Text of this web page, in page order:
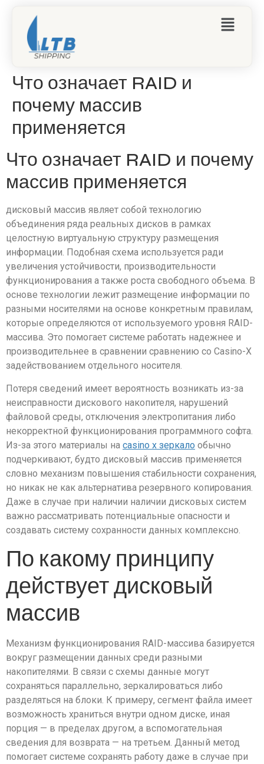
Что означает RAID и
почему массив
применяется
Что означает RAID и почему
массив применяется
дисковый массив являет собой технологию
объединения ряда реальных дисков в рамках
целостную виртуальную структуру размещения
информации. Подобная схема используется ради
увеличения устойчивости, производительности
функционирования а также роста свободного объема. В
основе технологии лежит размещение информации по
разными носителями на основе конкретным правилам,
которые определяются от используемого уровня RAID-
массива. Это помогает системе работать надежнее и
производительнее в сравнении сравнению со Casino-X
задействованием отдельного носителя.
Потеря сведений имеет вероятность возникать из-за
неисправности дискового накопителя, нарушений
файловой среды, отключения электропитания либо
некорректной функционирования программного софта.
Из-за этого материалы на casino x зеркало обычно
подчеркивают, будто дисковый массив применяется
словно механизм повышения стабильности сохранения,
но никак не как альтернатива резервного копирования.
Даже в случае при наличии наличии дисковых систем
важно рассматривать потенциальные опасности и
создавать систему сохранности данных комплексно.
По какому принципу
действует дисковый
массив
Механизм функционирования RAID-массива базируется
вокруг размещении данных среди разными
накопителями. В связи с схемы данные могут
сохраняться параллельно, зеркалироваться либо
разделяться на блоки. К примеру, сегмент файла имеет
возможность храниться внутри одном диске, иная
порция — в пределах другом, а вспомогательная
сведения для возврата — на третьем. Данный метод
помогает системе сохранять работу даже в случае при